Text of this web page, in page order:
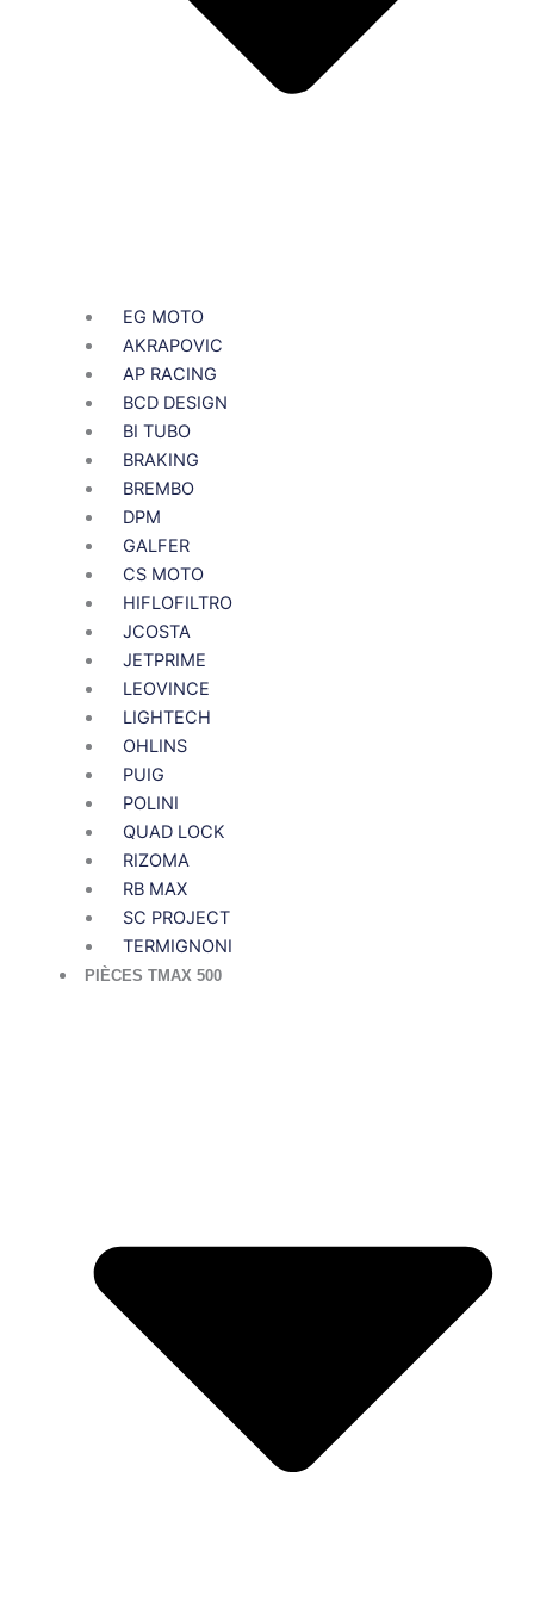
EG MOTO
AKRAPOVIC
AP RACING
BCD DESIGN
BI TUBO
BRAKING
BREMBO
DPM
GALFER
CS MOTO
HIFLOFILTRO
JCOSTA
JETPRIME
LEOVINCE
LIGHTECH
OHLINS
PUIG
POLINI
QUAD LOCK
RIZOMA
RB MAX
SC PROJECT
TERMIGNONI
PIÈCES TMAX 500